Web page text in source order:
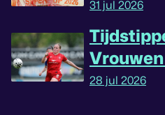
31 jul 2026
28 jul 2026